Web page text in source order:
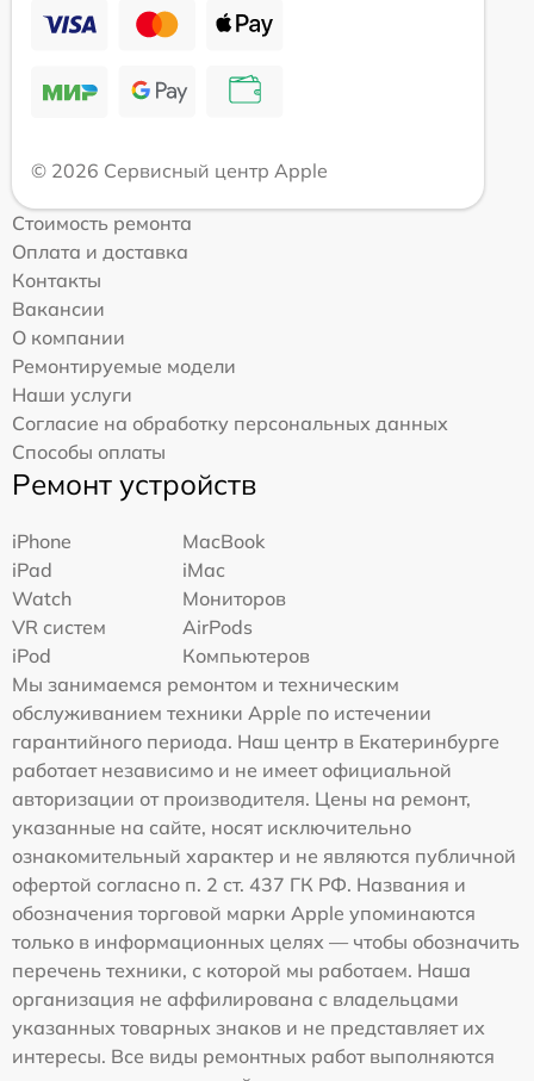
© 2026 Сервисный центр Apple
Стоимость ремонта
Оплата и доставка
Контакты
Вакансии
О компании
Ремонтируемые модели
Наши услуги
Согласие на обработку персональных данных
Способы оплаты
Ремонт устройств
iPhone
MacBook
iPad
iMac
Watch
Мониторов
VR систем
AirPods
iPod
Компьютеров
Мы занимаемся ремонтом и техническим
обслуживанием техники Apple по истечении
гарантийного периода. Наш центр в Екатеринбурге
работает независимо и не имеет официальной
авторизации от производителя. Цены на ремонт,
указанные на сайте, носят исключительно
ознакомительный характер и не являются публичной
офертой согласно п. 2 ст. 437 ГК РФ. Названия и
обозначения торговой марки Apple упоминаются
только в информационных целях — чтобы обозначить
перечень техники, с которой мы работаем. Наша
организация не аффилирована с владельцами
указанных товарных знаков и не представляет их
интересы. Все виды ремонтных работ выполняются